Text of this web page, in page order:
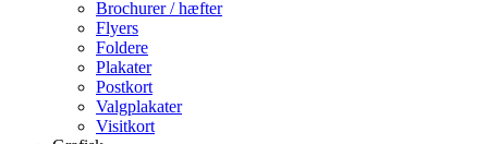
Brochurer / hæfter
Flyers
Foldere
Plakater
Postkort
Valgplakater
Visitkort